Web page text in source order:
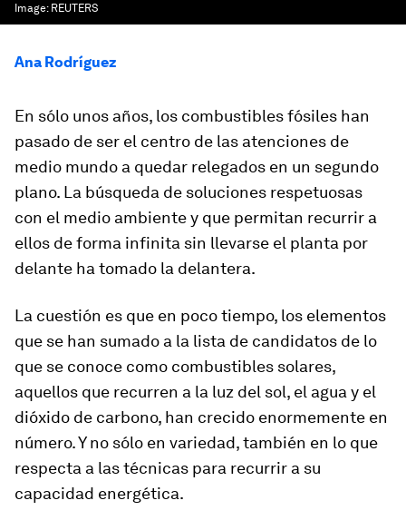
Image: REUTERS
Ana Rodríguez
En sólo unos años, los combustibles fósiles han
pasado de ser el centro de las atenciones de
medio mundo a quedar relegados en un segundo
plano. La búsqueda de soluciones respetuosas
con el medio ambiente y que permitan recurrir a
ellos de forma infinita sin llevarse el planta por
delante ha tomado la delantera.
La cuestión es que en poco tiempo, los elementos
que se han sumado a la lista de candidatos de lo
que se conoce como combustibles solares,
aquellos que recurren a la luz del sol, el agua y el
dióxido de carbono, han crecido enormemente en
número. Y no sólo en variedad, también en lo que
respecta a las técnicas para recurrir a su
capacidad energética.